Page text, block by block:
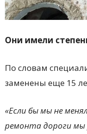
Они имели
По словам
заменены еще 15
«Если бы мы не
ремонта дороги мы